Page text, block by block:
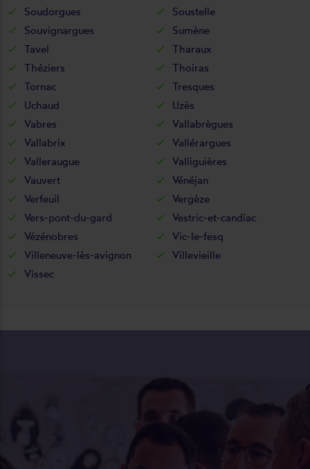
Soudorgues
Soustelle
Souvignargues
Sumène
Tavel
Tharaux
Théziers
Thoiras
Tornac
Tresques
Uchaud
Uzès
Vabres
Vallabrègues
Vallabrix
Vallérargues
Valleraugue
Valliguières
Vauvert
Vénéjan
Verfeuil
Vergèze
Vers-pont-du-gard
Vestric-et-candiac
Vézénobres
Vic-le-fesq
Villeneuve-lès-avignon
Villevieille
Vissec